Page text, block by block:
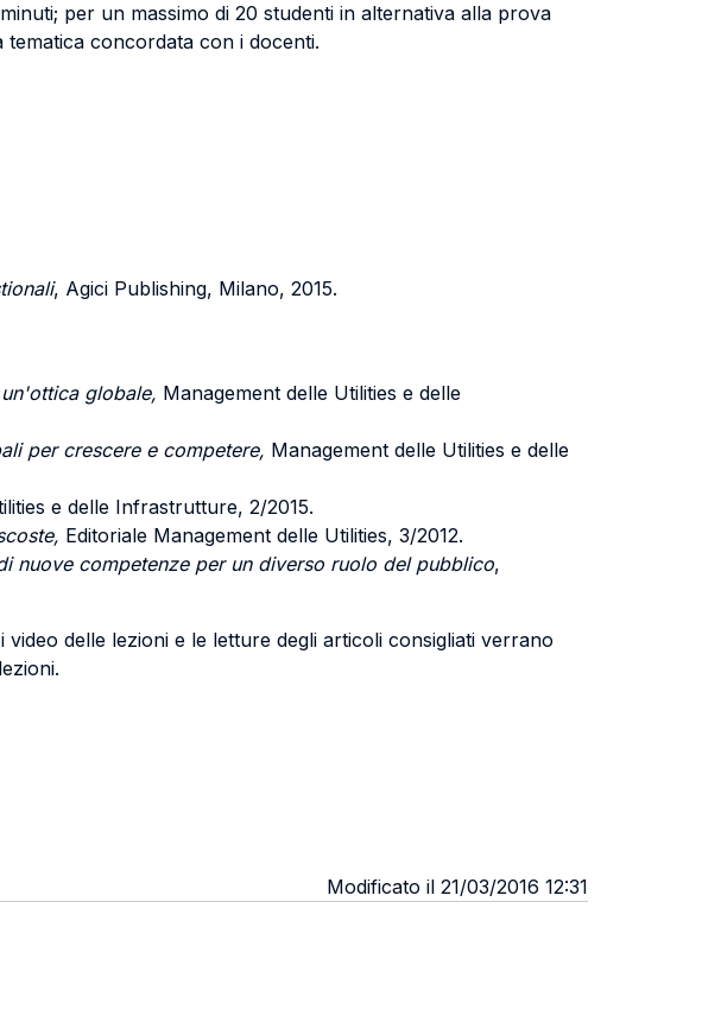
per un massimo di 20 studenti in alternativa alla prova
concordata con i docenti.
, Agici Publishing, Milano, 2015.
globale, Management delle Utilities e delle
per crescere e competere, Management delle Utilities e delle
e delle Infrastrutture, 2/2015.
Editoriale Management delle Utilities, 3/2012.
nuove competenze per un diverso ruolo del pubblico,
delle lezioni e le letture degli articoli consigliati verrano
Modificato il 21/03/2016 12:31